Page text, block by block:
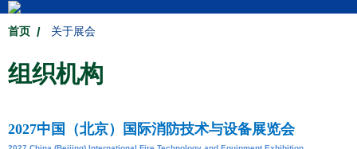
首页 关于展会
组织机构
2027中国（北京）国际消防技术与设备展览会